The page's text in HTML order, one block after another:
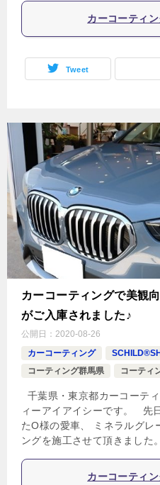
カーコーティ
Tweet
カーコーティングで美観
がご入庫されました♪
公開日： 2020-08-26
カーコーティング
コーティング群馬県
コーティ
千葉県・東京都カーコーテ
ィーアイアイシーです。 先
たO様の愛車、 ミネラルグレ
ングを施工させて頂きました
カーコーティ